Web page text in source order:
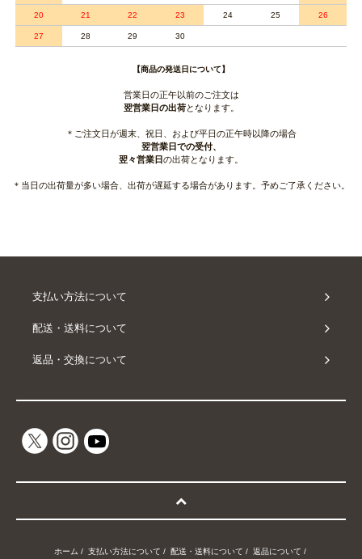
20 21 22 23 24 25 26
27 28 29 30
【商品の発送日について】
営業日の正午以前のご注文は
翌営業日の出荷となります。
＊ご注文日が週末、祝日、および平日の正午時以降の場合
翌営業日での受付、
翌々営業日の出荷となります。
＊当日の出荷量が多い場合、出荷が遅延する場合があります。予めご了承ください。
支払い方法について
配送・送料について
返品・交換について
ホーム / 支払い方法について / 配送・送料について / 返品について /